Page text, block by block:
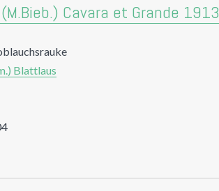
Cavara et Grande 1913
Blattlaus